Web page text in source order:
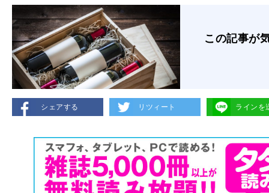
この記事が
シェアする リツィート ラインを